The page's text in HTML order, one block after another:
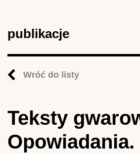
publikacje
Wróć do listy
Teksty
Opowiadania.